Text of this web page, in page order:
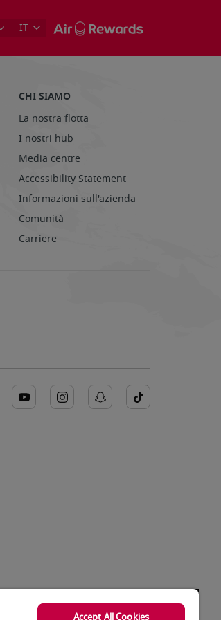
IT
CHI SIAMO
La nostra flotta
I nostri hub
Media centre
Accessibility Statement
Informazioni sull'azienda
Comunità
Carriere
Accept All Cookies